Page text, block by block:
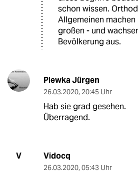
schon wissen.
Allgemeinen machen
großen - und
Bevölkerung aus.
Plewka Jürgen
26.03.2020, 20:45 Uhr
Hab sie grad gesehen.
Überragend.
V Vidocq
26.03.2020, 05:43 Uhr